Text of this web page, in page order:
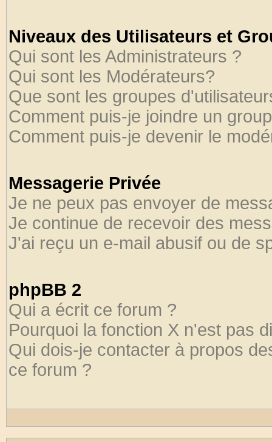
Niveaux des Utilisateurs et
Qui sont les Administrateurs ?
Qui sont les Modérateurs?
Que sont les groupes
Comment puis-je joindre un
Comment puis-je devenir le
Messagerie Privée
Je ne peux pas envoyer de
Je continue de recevoir des
J'ai reçu un e-mail abusif ou de
phpBB 2
Qui a écrit ce forum ?
Pourquoi la fonction X n'est pas
Qui dois-je contacter à propos
ce forum ?